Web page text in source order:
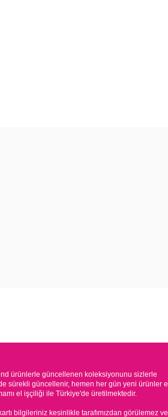
ürünlerle güncellenen koleksiyonunu sizlerle
sürekli güncellenir, hemen her gün yeni ürünler
el işçiliği ile Türkiye'de üretilmektedir.
bilgileriniz kesinlikle tarafımızdan görülemez